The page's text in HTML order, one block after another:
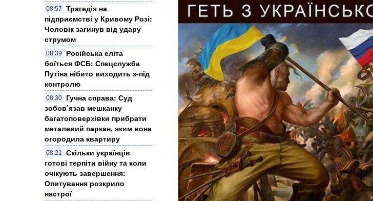
08:57
Трагедія на
підприємстві у Кривому Розі:
Чоловік загинув від удару
струмом
08:39
Російська еліта
боїться ФСБ: Спецслужба
Путіна нібито виходить з-під
контролю
08:30
Гучна справа: Суд
зобов’язав мешканку
багатоповерхівки прибрати
металевий паркан, яким вона
огородила квартиру
08:21
Скільки українців
готові терпіти війну та коли
очікують завершення:
Опитування розкрило
настрої